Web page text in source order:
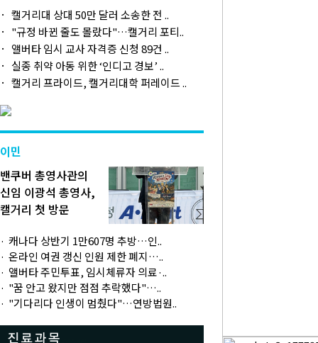
캘거리대 상대 50만 달러 소송한 전 ..
"규정 바뀐 줄도 몰랐다"…캘거리 포티..
앨버타 임시 교사 자격증 신청 89건 ..
실종 취약 아동 위한 ‘인디고 경보’ ..
캘거리 프라이드, 캘거리대학 퍼레이드 ..
이민
밴쿠버 총영사관의
신임 이광석 총영사,
캘거리 첫 방문
캐나다 상반기 1만607명 추방…인..
온라인 여권 갱신 인원 제한 폐지…..
앨버타 주민투표, 임시체류자 의료·..
"꿈 안고 왔지만 점점 추락했다"…..
"기다리다 인생이 멈췄다"…연방법원..